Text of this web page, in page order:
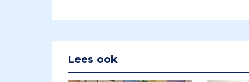
Lees ook